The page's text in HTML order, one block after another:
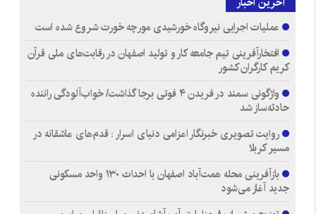
عملیات اجرایی نیروگاه خورشیدی مورچه خورت شروع شده است
افتخارآفرینی تیم جامعه کار و تولید اصفهان در رقابت‌های ملی قرآن
کریم کارگران کشور
واژگونی سمند در فریدن ۴ فوتی برجا گذاشت/ خواب‌آلودگی راننده
حادثه‌ساز شد
روایت تصویری خبرنگار اعزامی دنیای اسرار : قدم‌های عاشقانه در
مسیر کربلا
بازآفرینی محله همت‌آباد اصفهان با احداث ۱۳۰ واحد مسکونی
جدید آغاز می‌شود